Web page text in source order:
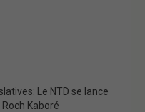
Le NTD se lance
Kaboré